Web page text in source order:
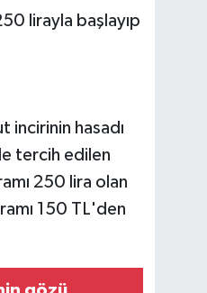
lirayla başlayıp
incirinin hasadı
tercih edilen
250 lira olan
150 TL'den